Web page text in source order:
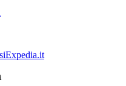
Expedia.it